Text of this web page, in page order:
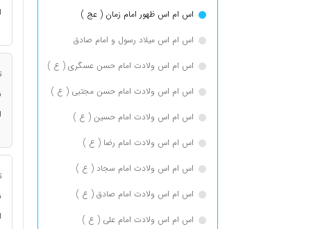
اس ام اس ظهور امام زمان ( عج )
اس ام اس میلاد رسول و امام صادق
اس ام اس ولادت امام حسن عسگری ( ع )
اس ام اس ولادت امام حسن مجتبی ( ع )
اس ام اس ولادت امام حسین ( ع )
اس ام اس ولادت امام رضا ( ع )
اس ام اس ولادت امام سجاد ( ع )
اس ام اس ولادت امام صادق ( ع )
اس ام اس ولادت امام علی ( ع )